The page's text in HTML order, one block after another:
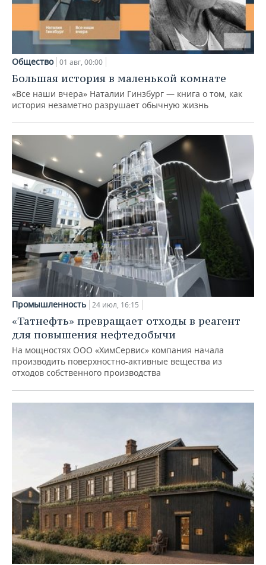
Общество 01 авг, 00:00
Большая история в маленькой комнате
«Все наши вчера» Наталии Гинзбург — книга о том, как
история незаметно разрушает обычную жизнь
Промышленность 24 июл, 16:15
«Татнефть» превращает отходы в реагент
для повышения нефтедобычи
На мощностях ООО «ХимСервис» компания начала
производить поверхностно-активные вещества из
отходов собственного производства